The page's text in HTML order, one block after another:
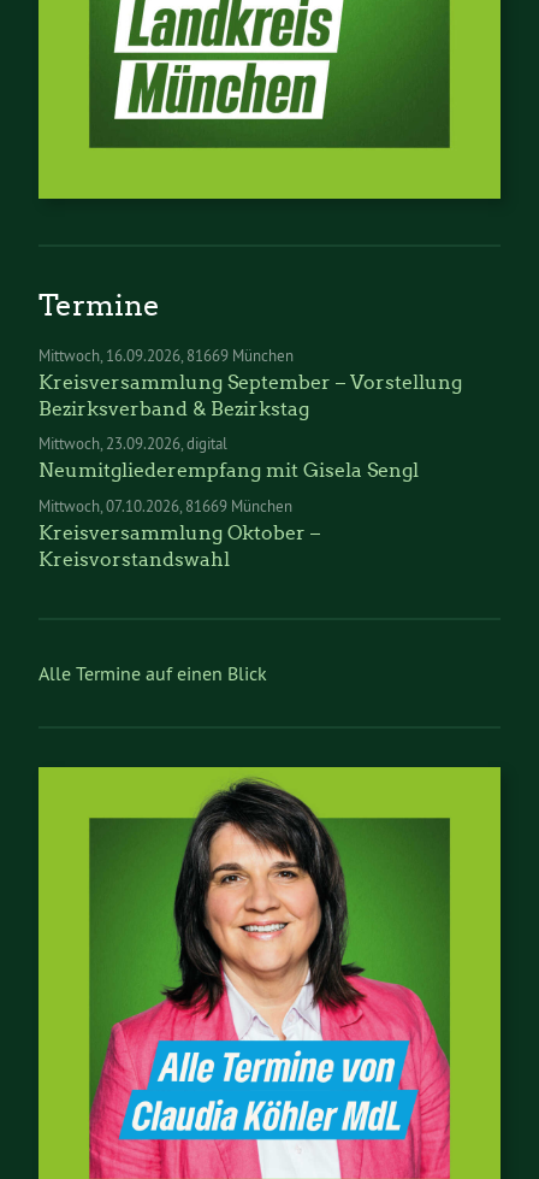
Termine
Mittwoch 16.09.2026 81669 München
Kreisversammlung September – Vorstellung
Bezirksverband & Bezirkstag
Mittwoch 23.09.2026 digital
Neumitgliederempfang mit Gisela Sengl
Mittwoch 07.10.2026 81669 München
Kreisversammlung Oktober –
Kreisvorstandswahl
Alle Termine auf einen Blick